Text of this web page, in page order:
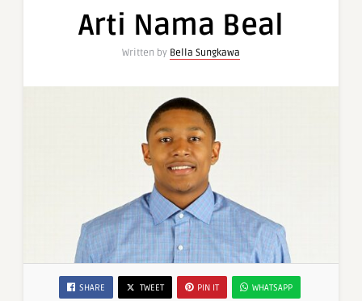
Arti Nama Beal
Written by Bella Sungkawa
SHARE TWEET PIN IT WHATSAPP